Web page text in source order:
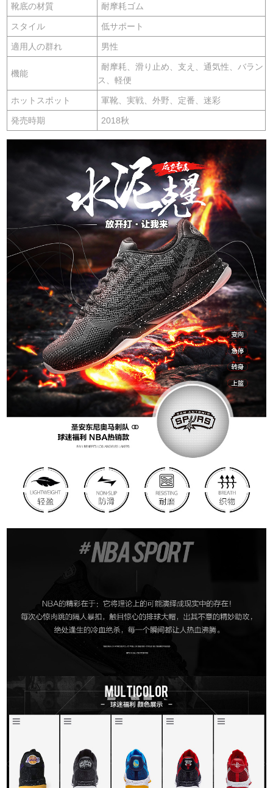
靴底の材質 耐摩耗ゴム
スタイル 低サポート
適用人の群れ 男性
機能
耐摩耗、滑り止め、支え、通気性、バラン
ス、軽便
ホットスポット 軍靴、実戦、外野、定番、迷彩
発売時期 2018秋